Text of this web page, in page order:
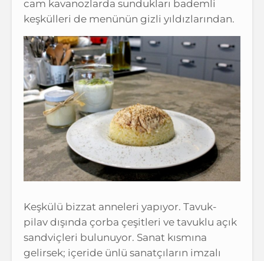
cam kavanozlarda sundukları bademli
keşkülleri de menünün gizli yıldızlarından.
Keşkülü bizzat anneleri yapıyor. Tavuk-
pilav dışında çorba çeşitleri ve tavuklu açık
sandviçleri bulunuyor. Sanat kısmına
gelirsek; içeride ünlü sanatçıların imzalı